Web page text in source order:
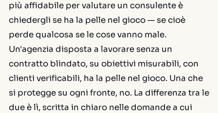
più affidabile per valutare un consulente è
chiedergli se ha la pelle nel gioco — se cioè
perde qualcosa se le cose vanno male.
Un'agenzia disposta a lavorare senza un
contratto blindato, su obiettivi misurabili, con
clienti verificabili, ha la pelle nel gioco. Una che
si protegge su ogni fronte, no. La differenza tra le
due è lì, scritta in chiaro nelle domande a cui